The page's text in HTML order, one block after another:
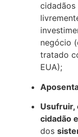
cidadãos
negócio
tratado
EUA);
Usufruir,
cidadão
dos